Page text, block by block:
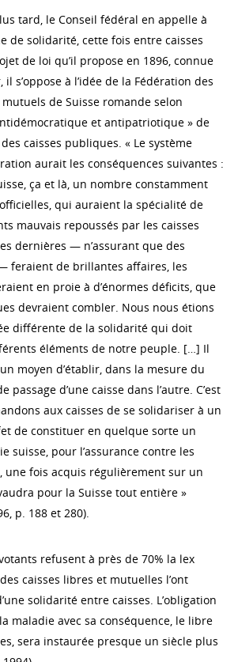
tard, le Conseil fédéral en appelle à
de solidarité, cette fois entre caisses
de loi qu’il propose en 1896, connue
s’oppose à l’idée de la Fédération des
de Suisse romande selon
et antipatriotique » de
caisses publiques. « Le système
aurait les conséquences suivantes :
ça et là, un nombre constamment
qui auraient la spécialité de
mauvais repoussés par les caisses
dernières — n’assurant que des
feraient de brillantes affaires, les
en proie à d’énormes déficits, que
devraient combler. Nous nous étions
différente de la solidarité qui doit
éléments de notre peuple. […] Il
moyen d’établir, dans la mesure du
passage d’une caisse dans l’autre. C’est
aux caisses de se solidariser à un
de constituer en quelque sorte un
suisse, pour l’assurance contre les
une fois acquis régulièrement sur un
pour la Suisse tout entière »
p. 188 et 280).
refusent à près de 70% la lex
caisses libres et mutuelles l’ont
solidarité entre caisses. L’obligation
maladie avec sa conséquence, le libre
sera instaurée presque un siècle plus